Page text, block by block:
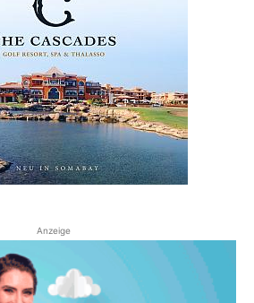
Anzeige